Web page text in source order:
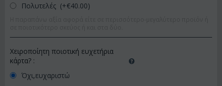
Πολυτελές (+€40.00)
Χειροποίητη ποιοτική ευχετήρια
κάρτα? :
Όχι,ευχαριστώ